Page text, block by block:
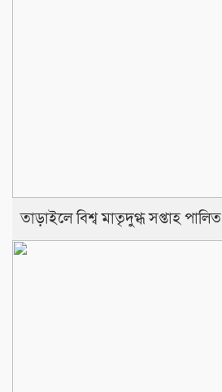
তাড়াইলে বিশ্ব মাতৃদুগ্ধ সপ্তাহ পালিত